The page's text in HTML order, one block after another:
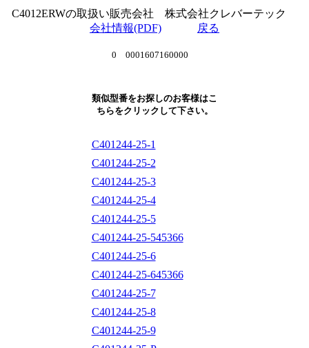
C4012ERWの取扱い販売会社 株式会社クレバーテック
会社情報(PDF)
戻る
0 0001607160000
類似型番をお探しのお客様はこ
ちらをクリックして下さい。
C401244-25-1
C401244-25-2
C401244-25-3
C401244-25-4
C401244-25-5
C401244-25-545366
C401244-25-6
C401244-25-645366
C401244-25-7
C401244-25-8
C401244-25-9